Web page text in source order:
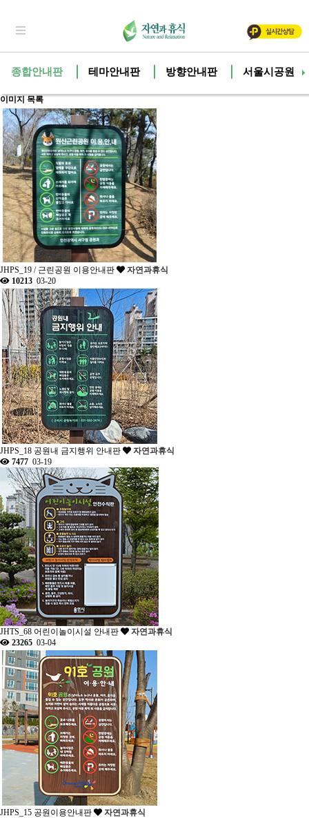
종합안내판 테마안내판 방향안내판 서울시공원안
이미지 목록
JHPS_19 / 근린공원 이용안내판
자연과휴식
10213 03-20
JHPS_18 공원내 금지행위 안내판
자연과휴식
7477 03-19
JHTS_68 어린이놀이시설 안내판
자연과휴식
23265 03-04
JHPS_15 공원이용안내판
자연과휴식